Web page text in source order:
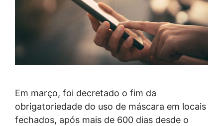
Em março, foi decretado o fim da
obrigatoriedade do uso de máscara em locais
fechados, após mais de 600 dias desde o